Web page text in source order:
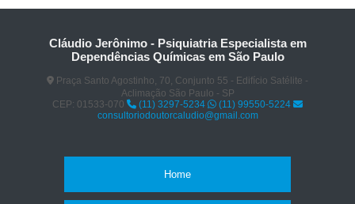
Cláudio Jerônimo - Psiquiatria Especialista em
Dependências Químicas em São Paulo
Praça Santo Agostinho, 70, Conjunto 55 - Edifício Satélite -
Aclimação São Paulo - SP
CEP: 01533-070
(11) 3297-5234
(11) 99550-5224
consultoriodoutorcaludio@gmail.com
Home